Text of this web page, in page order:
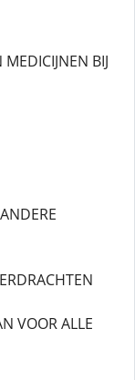
BIJ
VOOR ALLE